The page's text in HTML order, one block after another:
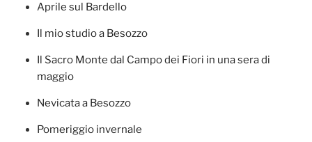
Aprile sul Bardello
Il mio studio a Besozzo
Il Sacro Monte dal Campo dei Fiori in una sera di
maggio
Nevicata a Besozzo
Pomeriggio invernale